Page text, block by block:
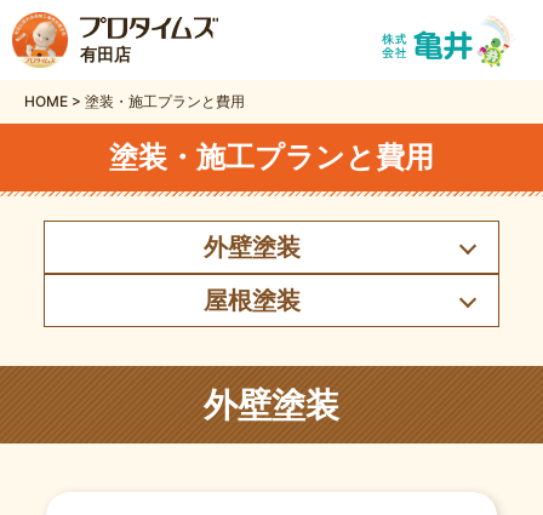
有田店
HOME > 塗装・施工プランと費用
塗装・施工プランと費用
外壁塗装
屋根塗装
外壁塗装